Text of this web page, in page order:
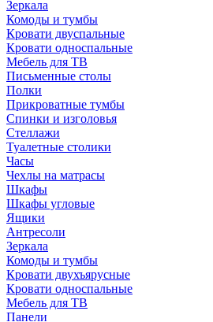
Зеркала
Комоды и тумбы
Кровати двуспальные
Кровати односпальные
Мебель для ТВ
Письменные столы
Полки
Прикроватные тумбы
Спинки и изголовья
Стеллажи
Туалетные столики
Часы
Чехлы на матрасы
Шкафы
Шкафы угловые
Ящики
Антресоли
Зеркала
Комоды и тумбы
Кровати двухъярусные
Кровати односпальные
Мебель для ТВ
Панели